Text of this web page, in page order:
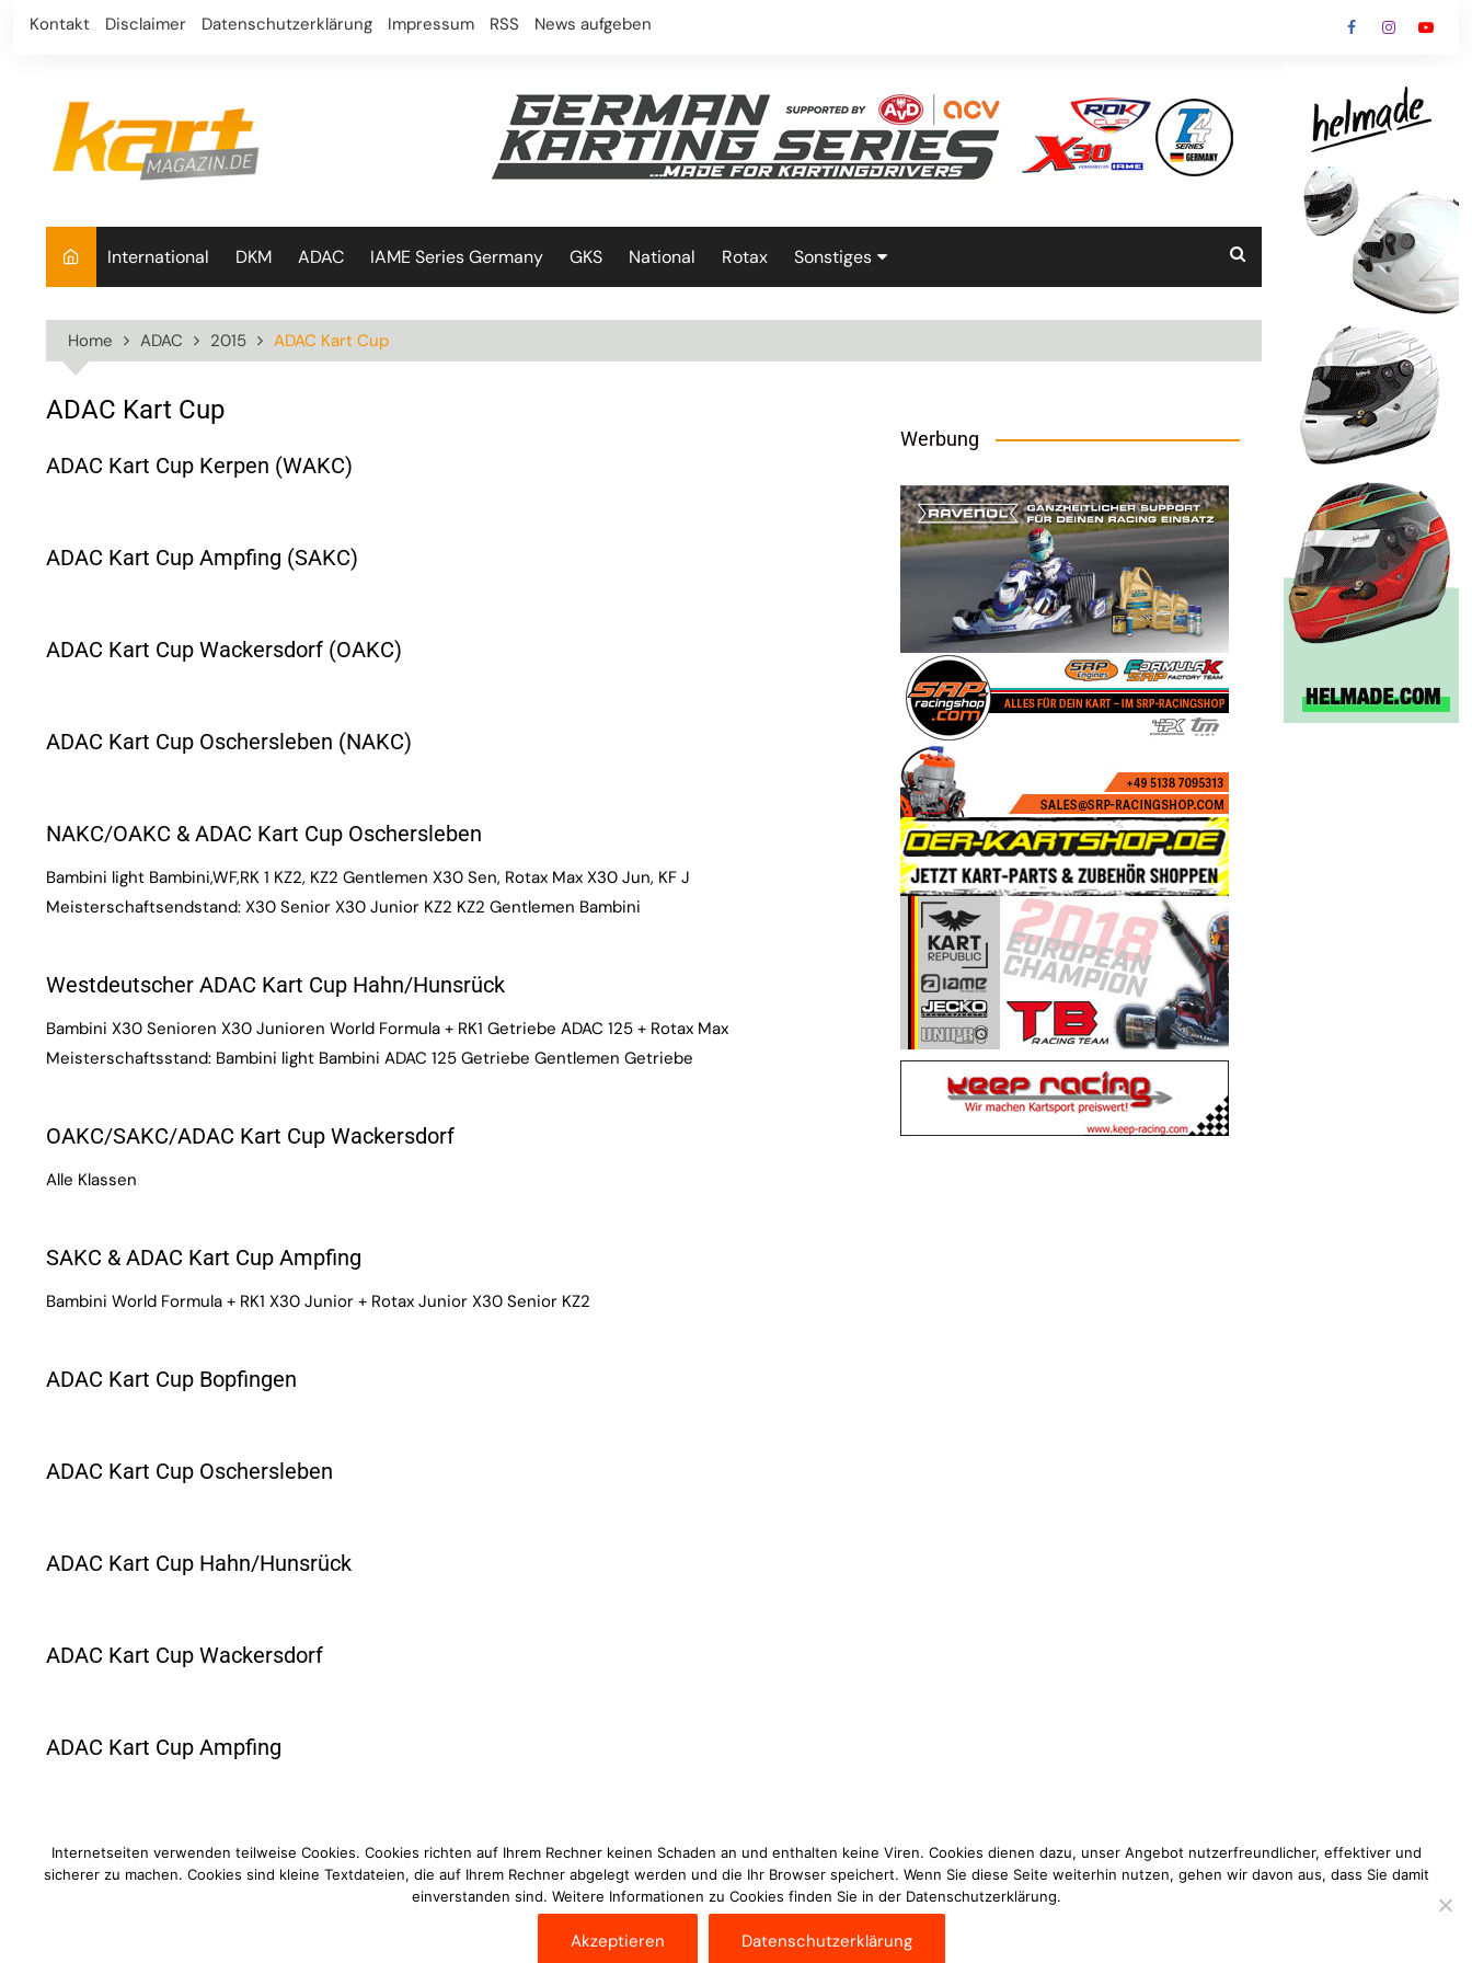
Skip
Kontakt Disclaimer Datenschutzerklärung Impressum RSS News aufgeben
International DKM ADAC IAME Series Germany GKS National Rotax Sonstiges
Home ADAC 2015 ADAC Kart Cup
ADAC Kart Cup
ADAC Kart Cup Kerpen (WAKC)
ADAC Kart Cup Ampfing (SAKC)
ADAC Kart Cup Wackersdorf (OAKC)
ADAC Kart Cup Oschersleben (NAKC)
NAKC/OAKC & ADAC Kart Cup Oschersleben
Bambini light Bambini,WF,RK 1 KZ2, KZ2 Gentlemen X30 Sen, Rotax Max X30 Jun, KF J
Meisterschaftsendstand: X30 Senior X30 Junior KZ2 KZ2 Gentlemen Bambini
Westdeutscher ADAC Kart Cup Hahn/Hunsrück
Bambini X30 Senioren X30 Junioren World Formula + RK1 Getriebe ADAC 125 + Rotax Max
Meisterschaftsstand: Bambini light Bambini ADAC 125 Getriebe Gentlemen Getriebe
OAKC/SAKC/ADAC Kart Cup Wackersdorf
Alle Klassen
SAKC & ADAC Kart Cup Ampfing
Bambini World Formula + RK1 X30 Junior + Rotax Junior X30 Senior KZ2
ADAC Kart Cup Bopfingen
ADAC Kart Cup Oschersleben
ADAC Kart Cup Hahn/Hunsrück
ADAC Kart Cup Wackersdorf
ADAC Kart Cup Ampfing
Werbung
Internetseiten verwenden teilweise Cookies. Cookies richten auf Ihrem Rechner keinen Schaden an und enthalten keine Viren. Cookies dienen dazu, unser Angebot nutzerfreundlicher, effektiver und
sicherer zu machen. Cookies sind kleine Textdateien, die auf Ihrem Rechner abgelegt werden und die Ihr Browser speichert. Wenn Sie diese Seite weiterhin nutzen, gehen wir davon aus, dass Sie damit
einverstanden sind. Weitere Informationen zu Cookies finden Sie in der Datenschutzerklärung.
Akzeptieren Datenschutzerklärung